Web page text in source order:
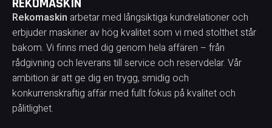
REKOMASKIN
Rekomaskin arbetar med långsiktiga kundrelationer och
erbjuder maskiner av hög kvalitet som vi med stolthet står
bakom. Vi finns med dig genom hela affären – från
rådgivning och leverans till service och reservdelar. Vår
ambition är att ge dig en trygg, smidig och
konkurrenskraftig affär med fullt fokus på kvalitet och
pålitlighet.